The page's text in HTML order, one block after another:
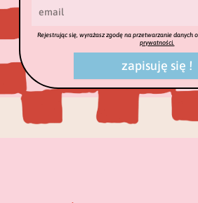
Rejestrując się, wyrażasz zgodę na przetwarzanie danych
prywatności.
zapisuję się !